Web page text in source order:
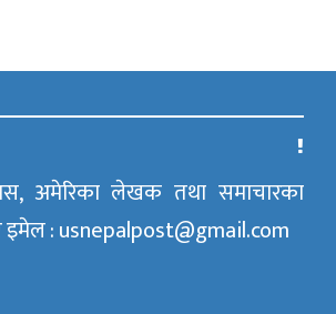
अमेरिका लेखक तथा समाचारका
इमेल : usnepalpost@gmail.com